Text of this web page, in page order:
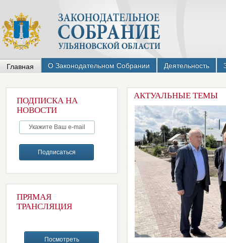
Главная О Законодательном Собрании Деятельность
ПОДПИСКА НА
НОВОСТИ
ПРЯМАЯ
ТРАНСЛЯЦИЯ
АКТУАЛЬНЫЕ ТЕМЫ